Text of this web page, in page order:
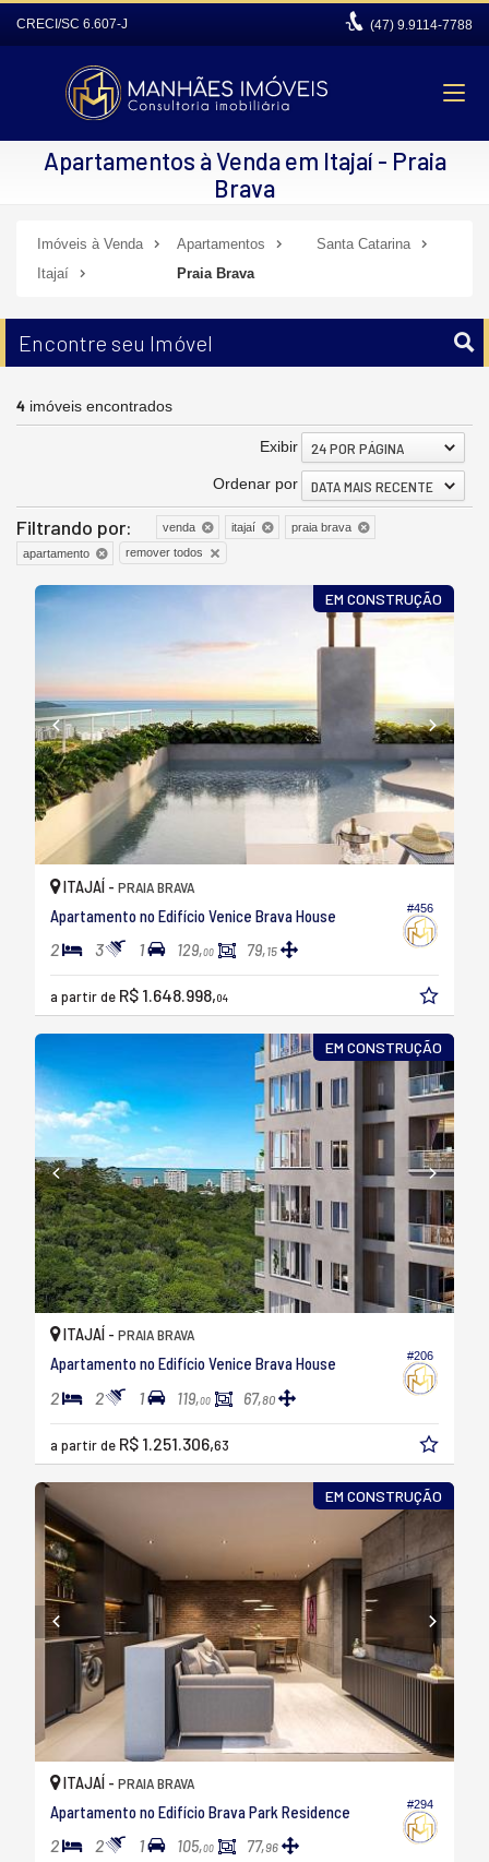
CRECI/SC 6.607-J (47) 9.9114-7788
Apartamentos à Venda em Itajaí - Praia
Brava
Imóveis à Venda Apartamentos
Santa Catarina
Itajaí
Praia Brava
Encontre seu Imóvel
4 imóveis encontrados
Exibir 24 POR PÁGINA
Ordenar por DATA MAIS RECENTE
Filtrando por: venda itajaí
praia brava
apartamento
remover todos
EM CONSTRUÇÃO
#456
ITAJAÍ - PRAIA BRAVA
Apartamento no Edifício Venice Brava House
2 3 1 129,00 79,15
a partir de R$ 1.648.998,04
EM CONSTRUÇÃO
#206
ITAJAÍ - PRAIA BRAVA
Apartamento no Edifício Venice Brava House
2 2 1 119,00 67,80
a partir de R$ 1.251.306,63
EM CONSTRUÇÃO
#294
ITAJAÍ - PRAIA BRAVA
Apartamento no Edifício Brava Park Residence
2 2 1 105,00 77,96